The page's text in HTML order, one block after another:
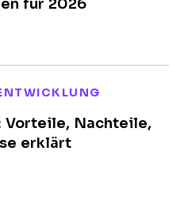
für 2026
Vorteile, Nachteile,
erklärt